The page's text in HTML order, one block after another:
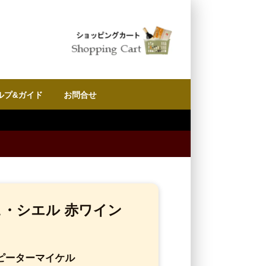
プ&ガイド お問合せ
シエル 赤ワイン
ーターマイケル